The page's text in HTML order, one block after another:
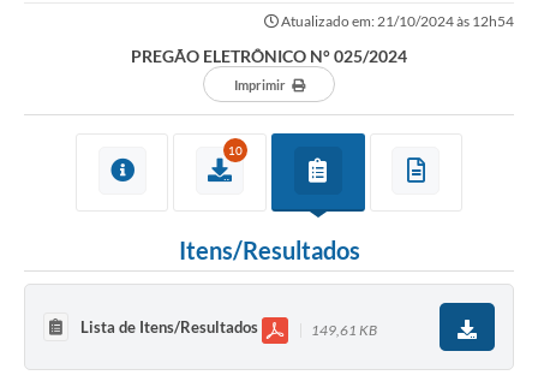
Atualizado em: 21/10/2024 às 12h54
PREGÃO ELETRÔNICO N° 025/2024
Imprimir
10
Itens/Resultados
Lista de Itens/Resultados 149,61 KB